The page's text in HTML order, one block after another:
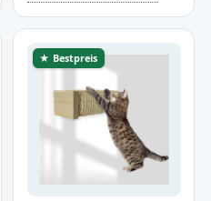
★ Bestpreis